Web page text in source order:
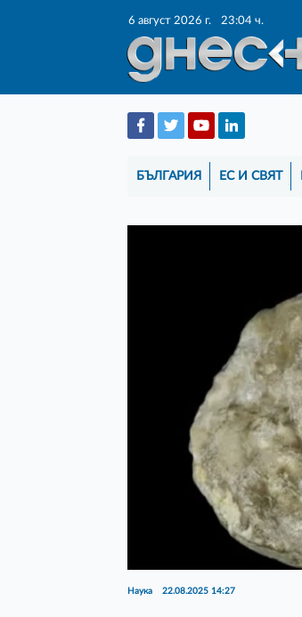
6 август 2026 г. 23:04 ч.
БЪЛГАРИЯ ЕС И СВЯТ
Наука 22.08.2025 14:27